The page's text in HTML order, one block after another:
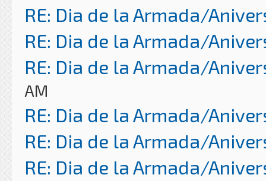
RE: Dia de la Armada/
RE: Dia de la Armada/
RE: Dia de la Armada/
AM
RE: Dia de la Armada/
RE: Dia de la Armada/
RE: Dia de la Armada/